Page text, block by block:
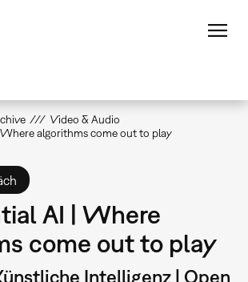
Video & Audio
Where algorithms come out to play
AI | Where
come out to play
Intelligenz | Open